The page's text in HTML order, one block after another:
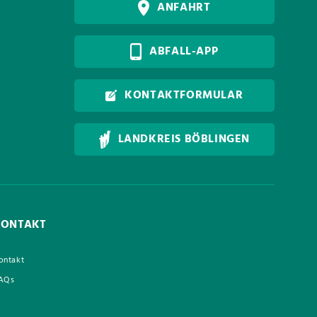
ANFAHRT
ABFALL-APP
KONTAKTFORMULAR
LANDKREIS BÖBLINGEN